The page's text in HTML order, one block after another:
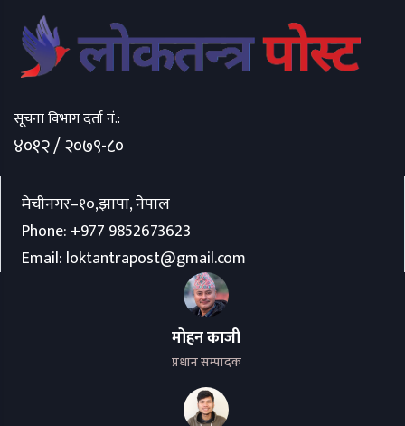
सूचना विभाग दर्ता नं.:
४०१२ / २०७९-८०
मेचीनगर–१०,झापा, नेपाल
Phone: +977 9852673623
Email: loktantrapost@gmail.com
मोहन काजी
प्रधान सम्पादक